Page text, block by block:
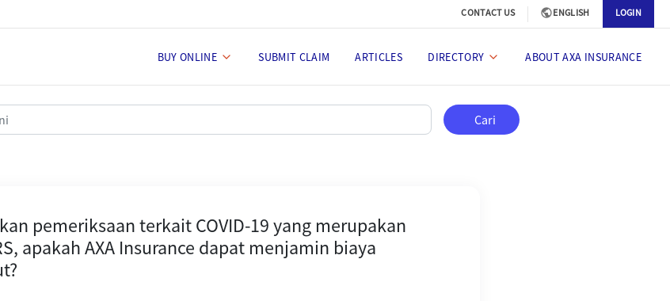
CONTACT US ENGLISH LOGIN
BUY ONLINE SUBMIT CLAIM ARTICLES DIRECTORY ABOUT AXA INSURANCE
COVID-19 yang disebabkan oleh Coronavirus, apakah
Cari
pemeriksaan terkait COVID-19 yang merupakan
apakah AXA Insurance dapat menjamin biaya